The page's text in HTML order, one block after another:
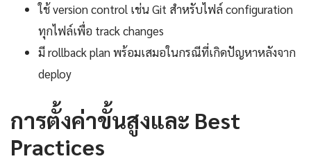
ใช้ version control เช่น Git สำหรับไฟล์ configuration
ทุกไฟล์เพื่อ track changes
มี rollback plan พร้อมเสมอในกรณีที่เกิดปัญหาหลังจาก
deploy
การตั้งค่าขั้นสูงและ Best
Practices